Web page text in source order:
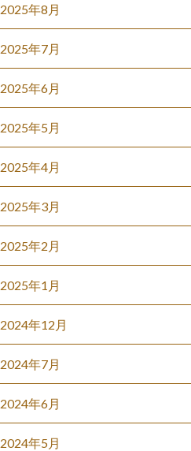
2025年8月
2025年7月
2025年6月
2025年5月
2025年4月
2025年3月
2025年2月
2025年1月
2024年12月
2024年7月
2024年6月
2024年5月